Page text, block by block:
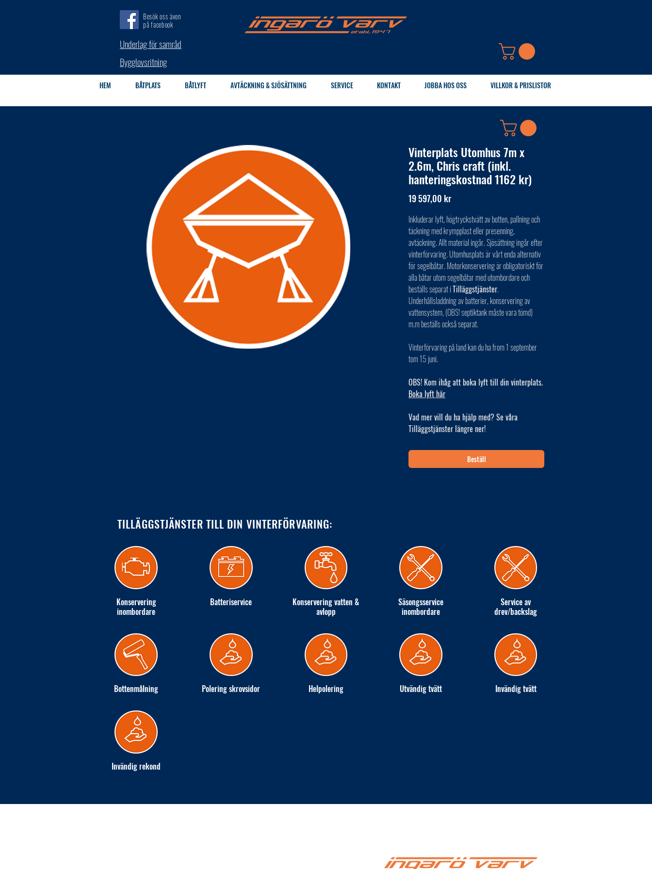
Besök oss även
på facebook
Underlag för samråd
Bygglovsritning
HEM BÅTPLATS BÅTLYFT AVTÄCKNING & SJÖSÄTTNING SERVICE KONTAKT JOBBA HOS OSS VILLKOR & PRISLISTOR
TILLÄGGSTJÄNSTER TILL DIN VINTERFÖRVARING:
Konservering
inombordare
Batteriservice
Konservering vatten &
avlopp
Säsongsservice
inombordare
Service av
drev/backslag
Bottenmålning Polering skrovsidor Helpolering Utvändig tvätt Invändig tvätt
Invändig rekond
Vinterplats Utomhus 7m x
2.6m, Chris craft (inkl.
hanteringskostnad 1162 kr)
19 597,00 krPris
Inkluderar lyft, högtryckstvätt av botten, pallning och
täckning med krympplast eller presenning,
avtäckning. Allt material ingår. Sjösättning ingår efter
vinterförvaring. Utomhusplats är vårt enda alternativ
för segelbåtar. Motorkonservering är obligatoriskt för
alla båtar utom segelbåtar med utombordare och
beställs separat iTilläggstjänster.
Underhållsladdning av batterier, konservering av
vattensystem, (OBS! septiktank måste vara tömd)
m.m beställs också separat.
Vinterförvaring på land kan du ha from 1 september
tom 15 juni.
OBS! Kom ihåg att boka lyft till din vinterplats.
Boka lyft här
Vad mer vill du ha hjälp med? Se våra
Tilläggstjänster längre ner!
Beställ